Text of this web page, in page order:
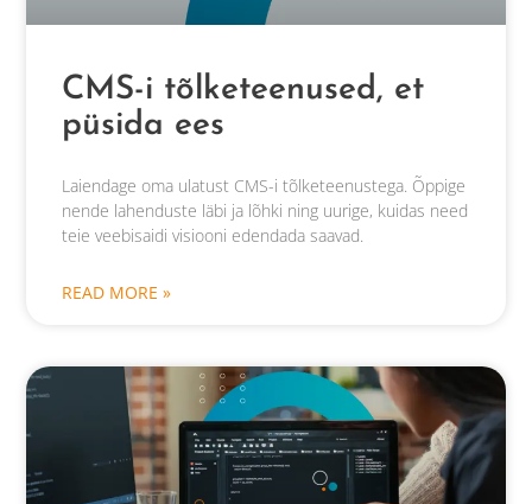
CMS-i tõlketeenused, et
püsida ees
Laiendage oma ulatust CMS-i tõlketeenustega. Õppige
nende lahenduste läbi ja lõhki ning uurige, kuidas need
teie veebisaidi visiooni edendada saavad.
READ MORE »